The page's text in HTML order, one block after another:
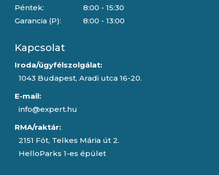
Péntek:
Garancia (P):
8:00 - 15:30
8:00 - 13:00
Kapcsolat
Iroda/ügyfélszolgálat:
1043 Budapest, Aradi utca 16-20.
E-mail:
info@expert.hu
RMA/raktár:
2151 Fót, Telkes Mária út 2.
HelloParks 1-es épület